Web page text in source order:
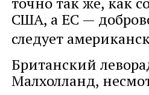
США, а ЕС —
следует
Британский
Малхолланд,